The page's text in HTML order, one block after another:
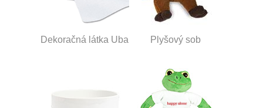
Dekoračná látka Uba Plyšový sob